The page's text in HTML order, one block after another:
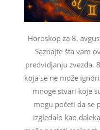
Horoskop za 8.
Saznajte šta vam
predvidjanju zvezda.
koja se ne može
mnoge stvari koje
mogu početi da se
izgledalo kao